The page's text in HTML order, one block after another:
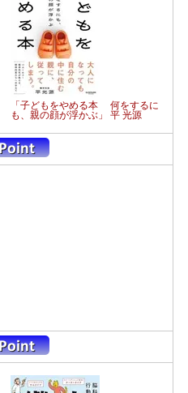
「子どもをやめる本 何をするに
も、親の顔が浮かぶ」 平 光源